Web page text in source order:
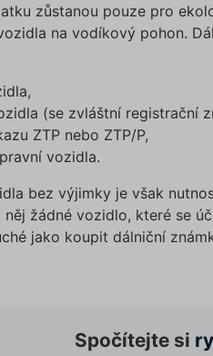
zůstanou pouze pro
na vodíkový pohon.
(se zvláštní registrační
ZTP nebo ZTP/P,
vozidla.
bez výjimky je však
něj žádné vozidlo, které se
jako koupit dálniční
Spočítejte si
suriSite